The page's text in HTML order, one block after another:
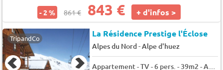
- 2 % 861 € 843 € + d'infos >
TripandCo La Résidence Prestige l'Éclose
Alpes du Nord-Alpe d'huez